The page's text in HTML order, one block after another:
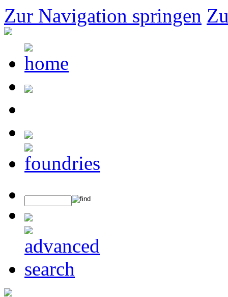
Zur Navigation springen